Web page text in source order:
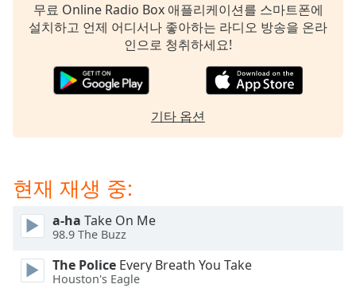
Chapters
Chapters
Descriptions
off,
Subtitles
subtitles
settings,
opens
subtitles
무료 Online Radio Box 애플리케이션를 스마트폰에
설치하고 언제 어디서나 좋아하는 라디오 방송을 온라
인으로 청취하세요!
기타 옵션
현재 재생 중:
a-ha Take On Me
98.9 The Buzz
The Police Every Breath You Take
Houston's Eagle